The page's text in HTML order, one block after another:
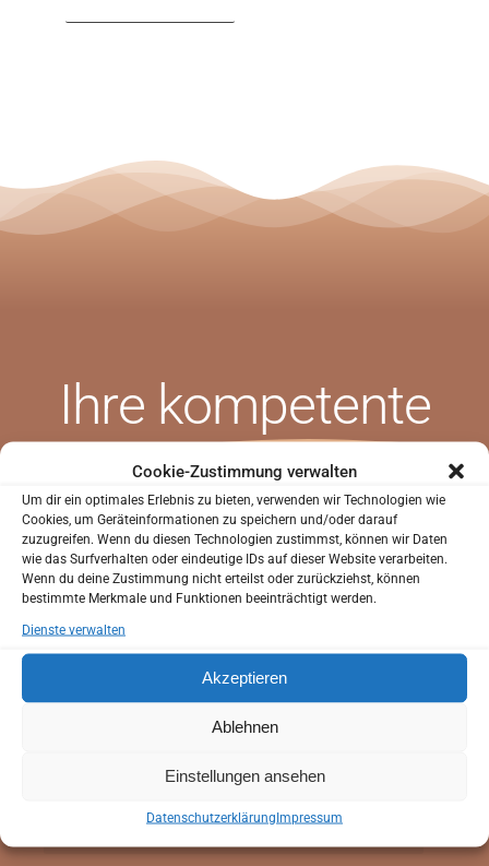
Cookie-Zustimmung verwalten
Um dir ein optimales Erlebnis zu bieten, verwenden wir Technologien wie
Cookies, um Geräteinformationen zu speichern und/oder darauf
zuzugreifen. Wenn du diesen Technologien zustimmst, können wir Daten
wie das Surfverhalten oder eindeutige IDs auf dieser Website verarbeiten.
Wenn du deine Zustimmung nicht erteilst oder zurückziehst, können
bestimmte Merkmale und Funktionen beeinträchtigt werden.
Dienste verwalten
Akzeptieren
Ablehnen
Einstellungen ansehen
DatenschutzerklärungImpressum
Ihre kompetente
Zahnarztpraxis in
Bochum!
SIND SIE NEUPATIENT?
Sie können uns helfen Sie besser kennenzulernen
bevor Sie zu uns in die Praxis kommen.
Sie haben die Möglichkeit Ihren Anamnesebogen zu
Hause in Ruhe auszufüllen.
So können wir schon bei Ihrem ersten Besuch auf Ihre
individuellen Wünsche und Bedürfnisse eingehen.
Anamnesebogen